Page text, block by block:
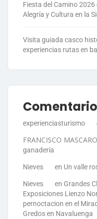
Fiesta del Camino
Alegría y Cultura en la
Visita guiada casco
experiencias rutas en
experienciasturismo
FRANCISCO
ganadería
Nieves en Un valle
Nieves en Grandes
Exposiciones Lienzo
pernoctacion en el
Gredos en Navaluenga